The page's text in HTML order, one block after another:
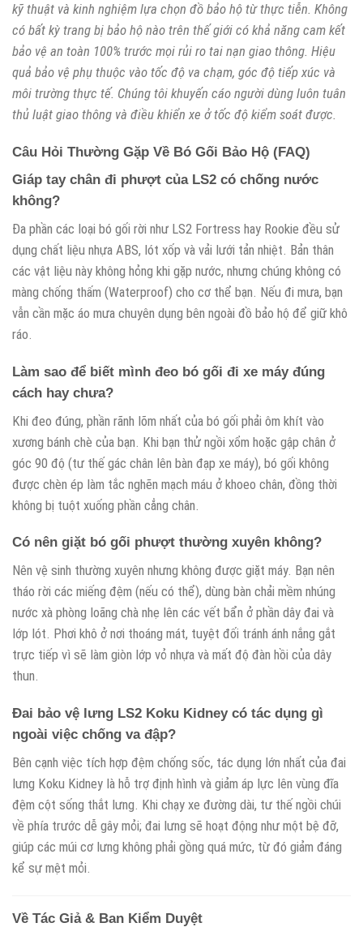
kỹ thuật và kinh nghiệm lựa chọn đồ bảo hộ từ thực tiễn. Không
có bất kỳ trang bị bảo hộ nào trên thế giới có khả năng cam kết
bảo vệ an toàn 100% trước mọi rủi ro tai nạn giao thông. Hiệu
quả bảo vệ phụ thuộc vào tốc độ va chạm, góc độ tiếp xúc và
môi trường thực tế. Chúng tôi khuyến cáo người dùng luôn tuân
thủ luật giao thông và điều khiển xe ở tốc độ kiểm soát được.
Câu Hỏi Thường Gặp Về Bó Gối Bảo Hộ (FAQ)
Giáp tay chân đi phượt của LS2 có chống nước
không?
Đa phần các loại bó gối rời như LS2 Fortress hay Rookie đều sử
dụng chất liệu nhựa ABS, lót xốp và vải lưới tản nhiệt. Bản thân
các vật liệu này không hỏng khi gặp nước, nhưng chúng không có
màng chống thấm (Waterproof) cho cơ thể bạn. Nếu đi mưa, bạn
vẫn cần mặc áo mưa chuyên dụng bên ngoài đồ bảo hộ để giữ khô
ráo.
Làm sao để biết mình đeo bó gối đi xe máy đúng
cách hay chưa?
Khi đeo đúng, phần rãnh lõm nhất của bó gối phải ôm khít vào
xương bánh chè của bạn. Khi bạn thử ngồi xổm hoặc gập chân ở
góc 90 độ (tư thế gác chân lên bàn đạp xe máy), bó gối không
được chèn ép làm tắc nghẽn mạch máu ở khoeo chân, đồng thời
không bị tuột xuống phần cẳng chân.
Có nên giặt bó gối phượt thường xuyên không?
Nên vệ sinh thường xuyên nhưng không được giặt máy. Bạn nên
tháo rời các miếng đệm (nếu có thể), dùng bàn chải mềm nhúng
nước xà phòng loãng chà nhẹ lên các vết bẩn ở phần dây đai và
lớp lót. Phơi khô ở nơi thoáng mát, tuyệt đối tránh ánh nắng gắt
trực tiếp vì sẽ làm giòn lớp vỏ nhựa và mất độ đàn hồi của dây
thun.
Đai bảo vệ lưng LS2 Koku Kidney có tác dụng gì
ngoài việc chống va đập?
Bên cạnh việc tích hợp đệm chống sốc, tác dụng lớn nhất của đai
lưng Koku Kidney là hỗ trợ định hình và giảm áp lực lên vùng đĩa
đệm cột sống thắt lưng. Khi chạy xe đường dài, tư thế ngồi chúi
về phía trước dễ gây mỏi; đai lưng sẽ hoạt động như một bệ đỡ,
giúp các múi cơ lưng không phải gồng quá mức, từ đó giảm đáng
kể sự mệt mỏi.
Về Tác Giả & Ban Kiểm Duyệt